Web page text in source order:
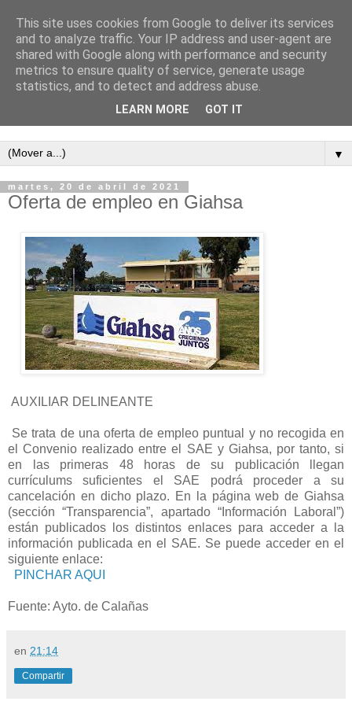
Semanario independiente de Calañas
▼
martes, 20 de abril de 2021
Oferta de empleo en Giahsa
AUXILIAR DELINEANTE
Se trata de una oferta de empleo puntual y no recogida en
el Convenio realizado entre el SAE y Giahsa, por tanto, si
en las primeras 48 horas de su publicación llegan
currículums suficientes el SAE podrá proceder a su
cancelación en dicho plazo. En la página web de Giahsa
(sección “Transparencia”, apartado “Información Laboral”)
están publicados los distintos enlaces para acceder a la
información publicada en el SAE. Se puede acceder en el
siguiente enlace:
PINCHAR AQUI
Fuente: Ayto. de Calañas
en 21:14
Compartir
This site uses cookies from Google to deliver its services
and to analyze traffic. Your IP address and user-agent are
shared with Google along with performance and security
metrics to ensure quality of service, generate usage
statistics, and to detect and address abuse.
LEARN MORE GOT IT